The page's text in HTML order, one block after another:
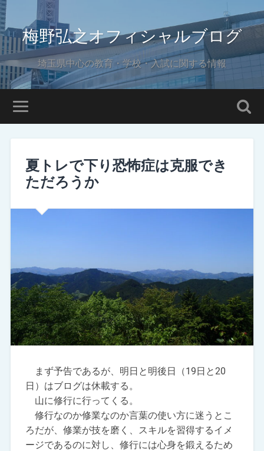
梅野弘之オフィシャルブログ
埼玉県中心の教育・学校・入試に関する情報
夏トレで下り恐怖症は克服でき
ただろうか
まず予告であるが、明日と明後日（19日と20
日）はブログは休載する。
山に修行に行ってくる。
修行なのか修業なのか言葉の使い方に迷うとこ
ろだが、修業が技を磨く、スキルを習得するイメ
ージであるのに対し、修行には心身を鍛えるため